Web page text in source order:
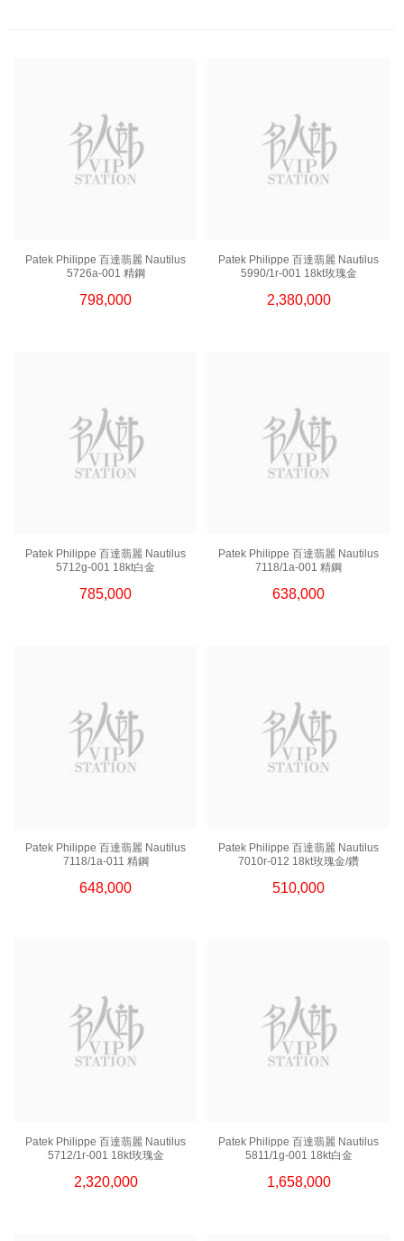
Patek Philippe 百達翡麗 Nautilus
5726a-001 精鋼
798,000
Patek Philippe 百達翡麗 Nautilus
5990/1r-001 18kt玫瑰金
2,380,000
Patek Philippe 百達翡麗 Nautilus
5712g-001 18kt白金
785,000
Patek Philippe 百達翡麗 Nautilus
7118/1a-001 精鋼
638,000
Patek Philippe 百達翡麗 Nautilus
7118/1a-011 精鋼
648,000
Patek Philippe 百達翡麗 Nautilus
7010r-012 18kt玫瑰金/鑽
510,000
Patek Philippe 百達翡麗 Nautilus
5712/1r-001 18kt玫瑰金
2,320,000
Patek Philippe 百達翡麗 Nautilus
5811/1g-001 18kt白金
1,658,000